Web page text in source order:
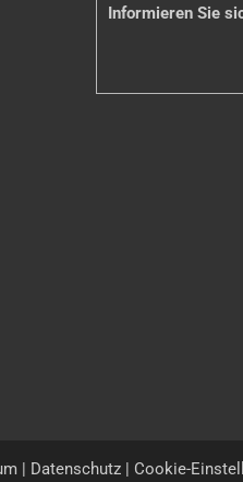
Informieren Sie
| Datenschutz | Cookie-